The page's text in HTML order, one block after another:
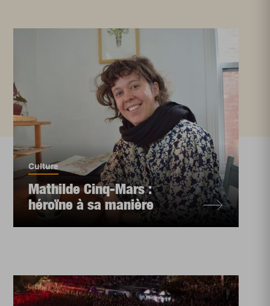
Culture
Mathilde Cinq-Mars :
héroïne à sa manière